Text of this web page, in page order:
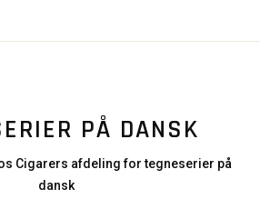
PÅ DANSK
Cigarers afdeling for tegneserier på
dansk